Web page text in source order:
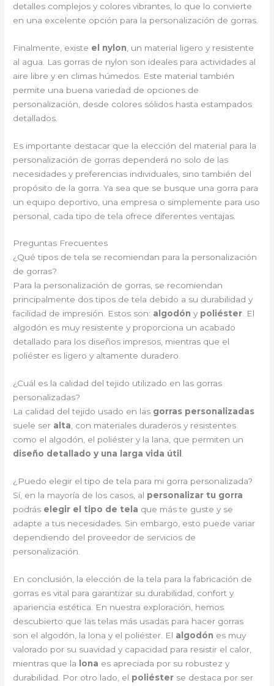
detalles complejos y colores vibrantes, lo que lo convierte
en una excelente opción para la personalización de gorras.
Finalmente, existe el nylon , un material ligero y resistente
al agua. Las gorras de nylon son ideales para actividades al
aire libre y en climas húmedos. Este material también
permite una buena variedad de opciones de
personalización, desde colores sólidos hasta estampados
detallados.
Es importante destacar que la elección del material para la
personalización de gorras dependerá no solo de las
necesidades y preferencias individuales, sino también del
propósito de la gorra. Ya sea que se busque una gorra para
un equipo deportivo, una empresa o simplemente para uso
personal, cada tipo de tela ofrece diferentes ventajas.
Preguntas Frecuentes
¿Qué tipos de tela se recomiendan para la personalización
de gorras?
Para la personalización de gorras, se recomiendan
principalmente dos tipos de tela debido a su durabilidad y
facilidad de impresión. Estos son: algodón y poliéster. El
algodón es muy resistente y proporciona un acabado
detallado para los diseños impresos, mientras que el
poliéster es ligero y altamente duradero.
¿Cuál es la calidad del tejido utilizado en las gorras
personalizadas?
La calidad del tejido usado en las gorras personalizadas
suele ser alta, con materiales duraderos y resistentes
como el algodón, el poliéster y la lana, que permiten un
diseño detallado y una larga vida útil .
¿Puedo elegir el tipo de tela para mi gorra personalizada?
Sí, en la mayoría de los casos, al personalizar tu gorra
podrás elegir el tipo de tela que más te guste y se
adapte a tus necesidades. Sin embargo, esto puede variar
dependiendo del proveedor de servicios de
personalización.
En conclusión, la elección de la tela para la fabricación de
gorras es vital para garantizar su durabilidad, confort y
apariencia estética. En nuestra exploración, hemos
descubierto que las telas más usadas para hacer gorras
son el algodón, la lona y el poliéster. El algodón es muy
valorado por su suavidad y capacidad para resistir el calor,
mientras que la
lona es apreciada por su robustez y
durabilidad. Por otro lado, el poliéster se destaca por ser